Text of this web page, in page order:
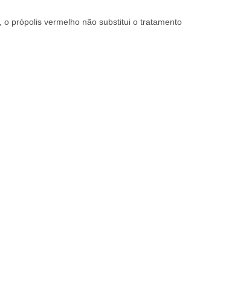
, o própolis vermelho não substitui o tratamento